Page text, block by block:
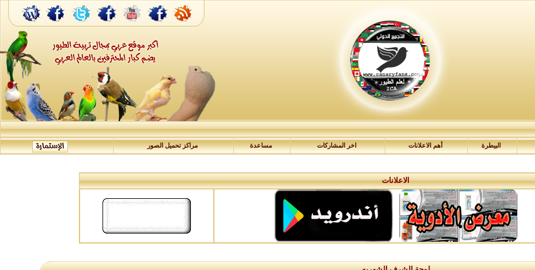
البيطرة أهم الاعلانات اخر المشاركات مساعدة مراكز تحميل الصور
الاعلانات